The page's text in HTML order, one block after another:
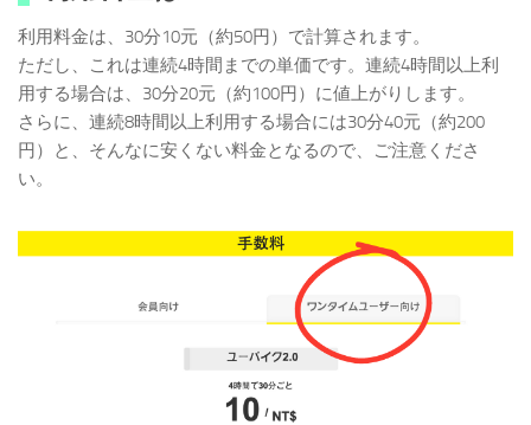
利用料金は、30分10元（約50円）で計算されます。
ただし、これは連続4時間までの単価です。連続4時間以上利
用する場合は、30分20元（約100円）に値上がりします。
さらに、連続8時間以上利用する場合には30分40元（約200
円）と、そんなに安くない料金となるので、ご注意くださ
い。